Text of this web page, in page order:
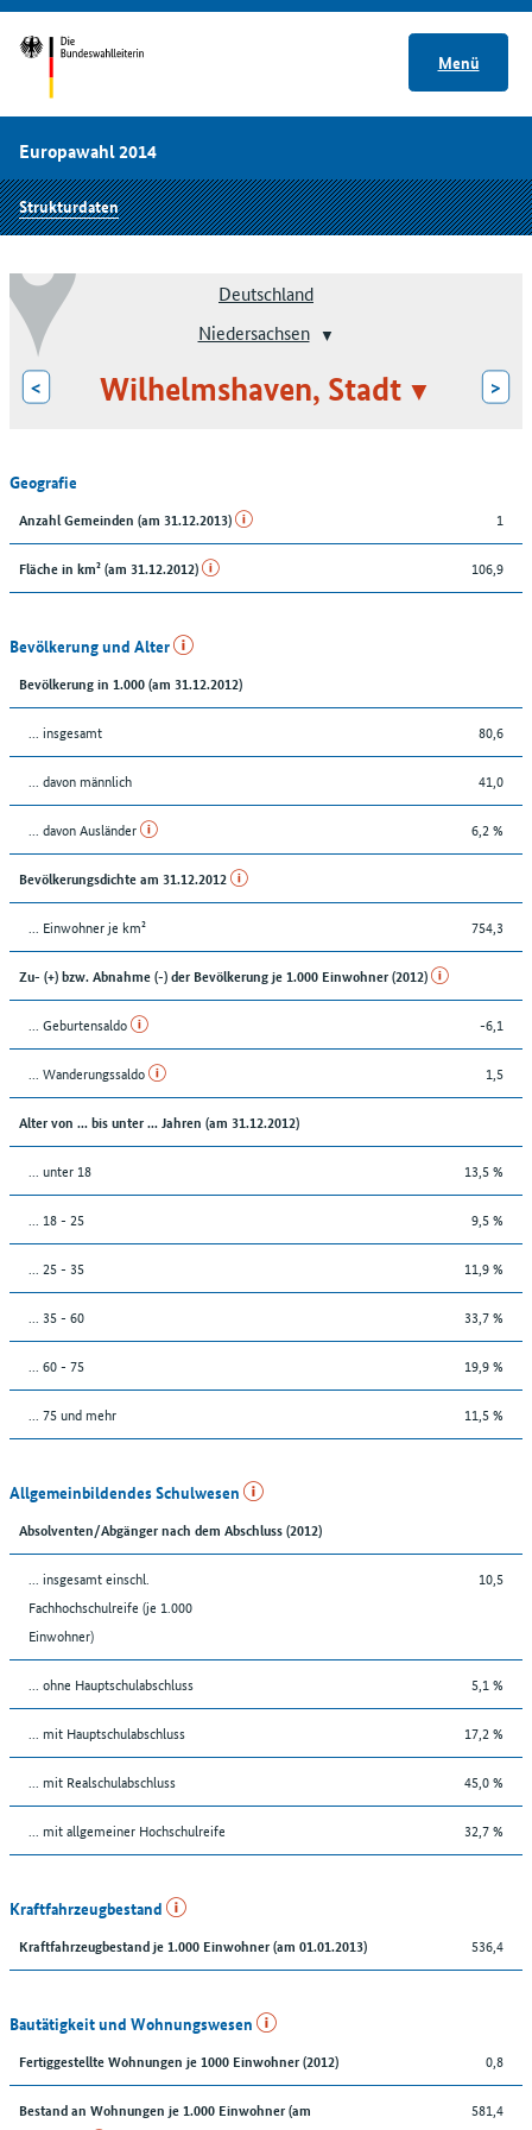
Menü
Europawahl 2014
Strukturdaten
Deutschland
Niedersachsen
< Wilhelmshaven, Stadt >
Geografie
Anzahl Gemeinden (am 31.12.2013) 1
Fläche in km² (am 31.12.2012) 106,9
Bevölkerung und Alter
Bevölkerung in 1.000 (am 31.12.2012)
... insgesamt 80,6
... davon männlich 41,0
... davon Ausländer 6,2 %
Bevölkerungsdichte am 31.12.2012
... Einwohner je km² 754,3
Zu- (+) bzw. Abnahme (-) der Bevölkerung je 1.000 Einwohner (2012)
... Geburtensaldo -6,1
... Wanderungssaldo 1,5
Alter von ... bis unter ... Jahren (am 31.12.2012)
... unter 18 13,5 %
... 18 - 25 9,5 %
... 25 - 35 11,9 %
... 35 - 60 33,7 %
... 60 - 75 19,9 %
... 75 und mehr 11,5 %
Allgemeinbildendes Schulwesen
Absolventen/Abgänger nach dem Abschluss (2012)
... insgesamt einschl.
Fachhochschulreife (je 1.000
Einwohner)
10,5
... ohne Hauptschulabschluss 5,1 %
... mit Hauptschulabschluss 17,2 %
... mit Realschulabschluss 45,0 %
... mit allgemeiner Hochschulreife 32,7 %
Kraftfahrzeugbestand
Kraftfahrzeugbestand je 1.000 Einwohner (am 01.01.2013) 536,4
Bautätigkeit und Wohnungswesen
Fertiggestellte Wohnungen je 1000 Einwohner (2012) 0,8
Bestand an Wohnungen je 1.000 Einwohner (am
581,4